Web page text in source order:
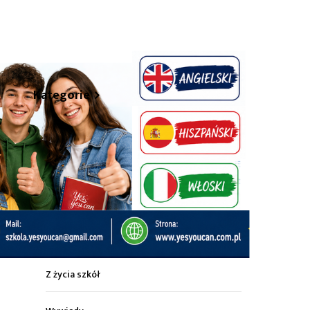
Kategorie
Z życia miasta
Sport
Kultura
Wiadomości z regionu
Z życia szkół